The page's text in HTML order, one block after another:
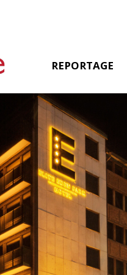
REPORTAGE
Erbjudande från Åhus Seaside
SPA & Konferens
Åhus Seaside Take
Over erbjudande
Ta över ett helt hotell. På
stranden i Åhus. För grupper
erbjuder vi en full abonnering
av Åhus Seaside SPA &
Konferens. Under er vistelse är
hela hotellet ert ...